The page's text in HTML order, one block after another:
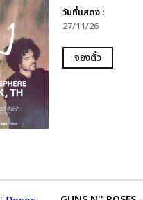
วันที่แสดง :
27/11/26
จองตั๋ว